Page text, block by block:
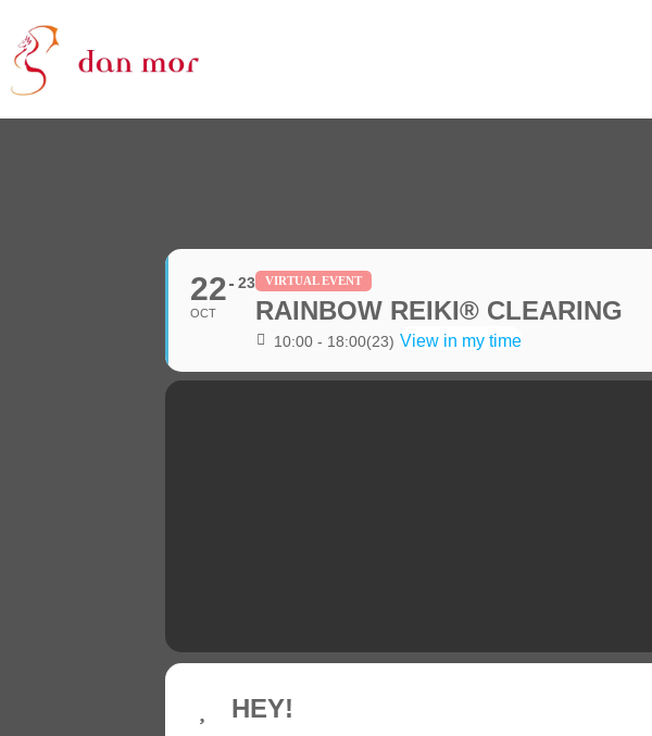
22
OCT
23 VIRTUAL EVENT
RAINBOW REIKI® CLEARING
10:00 - 18:00(23) View in my time
HEY!